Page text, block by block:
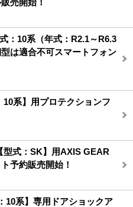
：10系（年式：R2.1～R6.3
は適合不可スマートフォン
10系】用プロテクションフ
型式：SK】用AXIS GEAR
予約販売開始！
10系】専用ドアショックア